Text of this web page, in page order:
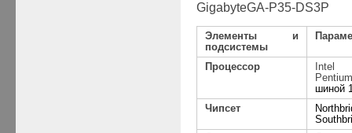
GigabyteGA-P35-DS3P
Элементы и
подсистемы
Процессор
Intel
шиной
Чипсет